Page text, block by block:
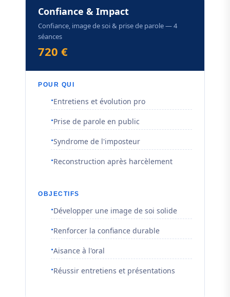
Confiance & Impact
Confiance, image de soi & prise de parole — 4
séances
720 €
POUR QUI
Entretiens et évolution pro
Prise de parole en public
Syndrome de l'imposteur
Reconstruction après harcèlement
OBJECTIFS
Développer une image de soi solide
Renforcer la confiance durable
Aisance à l'oral
Réussir entretiens et présentations